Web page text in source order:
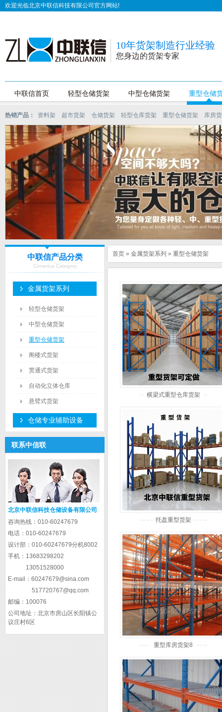
欢迎光临北京中联信科技有限公司官方网站!
10年货架制造行业经验
您身边的货架专家
中联信首页 轻型仓储货架 中型仓储货架 重型仓储
热销产品： 资料架 超市货架 仓储货架 轻型仓库货架 重型仓储货架 库房
中联信产品分类
Comerica Category
金属货架系列
轻型仓储货架
中型仓储货架
重型仓储货架
阁楼式货架
贯通式货架
自动化立体仓库
悬臂式货架
仓储专业辅助设备
联系中信联
北京中联信科技仓储设备有限公司
咨询热线： 010-60247679
电话： 010-60247679
设计部： 010-60247679分机8002
手机： 13683298202
13051528000
E-mail： 60247679@sina.com
517720767@qq.com
邮编： 100076
公司地址： 北京市房山区长阳镇公
议庄村6区
首页 » 金属货架系列 » 重型仓储货架
横梁式重型仓库货架
托盘重型货架
重型库房货架8